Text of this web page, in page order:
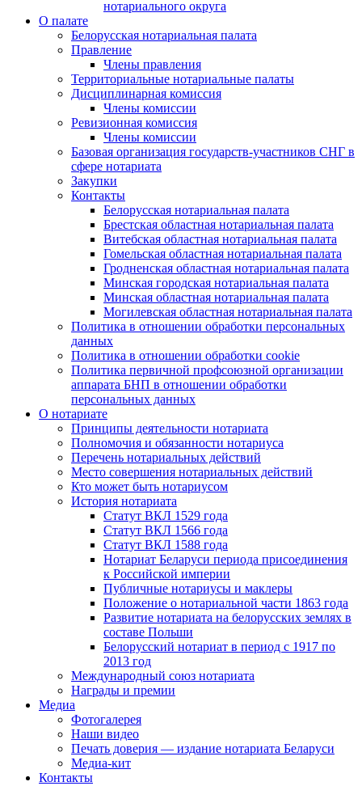
нотариального округа
О палате
Белорусская нотариальная палата
Правление
Члены правления
Территориальные нотариальные палаты
Дисциплинарная комиссия
Члены комиссии
Ревизионная комиссия
Члены комиссии
Базовая организация государств-участников СНГ в
сфере нотариата
Закупки
Контакты
Белорусская нотариальная палата
Брестская областная нотариальная палата
Витебская областная нотариальная палата
Гомельская областная нотариальная палата
Гродненская областная нотариальная палата
Минская городская нотариальная палата
Минская областная нотариальная палата
Могилевская областная нотариальная палата
Политика в отношении обработки персональных
данных
Политика в отношении обработки cookie
Политика первичной профсоюзной организации
аппарата БНП в отношении обработки
персональных данных
О нотариате
Принципы деятельности нотариата
Полномочия и обязанности нотариуса
Перечень нотариальных действий
Место совершения нотариальных действий
Кто может быть нотариусом
История нотариата
Статут ВКЛ 1529 года
Статут ВКЛ 1566 года
Статут ВКЛ 1588 года
Нотариат Беларуси периода присоединения
к Российской империи
Публичные нотариусы и маклеры
Положение о нотариальной части 1863 года
Развитие нотариата на белорусских землях в
составе Польши
Белорусский нотариат в период с 1917 по
2013 год
Международный союз нотариата
Награды и премии
Медиа
Фотогалерея
Наши видео
Печать доверия — издание нотариата Беларуси
Медиа-кит
Контакты